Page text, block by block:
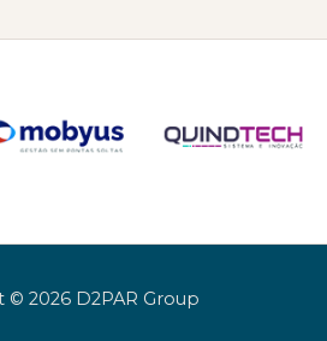
© 2026 D2PAR Group